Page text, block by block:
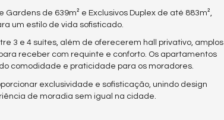
de 639m² e Exclusivos Duplex de até 883m²,
um estilo de vida sofisticado.
3 e 4 suítes, além de oferecerem hall privativo, amplos
receber com requinte e conforto. Os apartamentos
comodidade e praticidade para os moradores.
exclusividade e sofisticação, unindo design
de moradia sem igual na cidade.